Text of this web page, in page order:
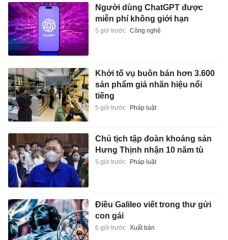
Người dùng ChatGPT được
miễn phí không giới hạn
5 giờ trước Công nghệ
Khởi tố vụ buôn bán hơn 3.600
sản phẩm giả nhãn hiệu nổi
tiếng
5 giờ trước Pháp luật
Chủ tịch tập đoàn khoáng sản
Hưng Thịnh nhận 10 năm tù
5 giờ trước Pháp luật
Điều Galileo viết trong thư gửi
con gái
6 giờ trước Xuất bản